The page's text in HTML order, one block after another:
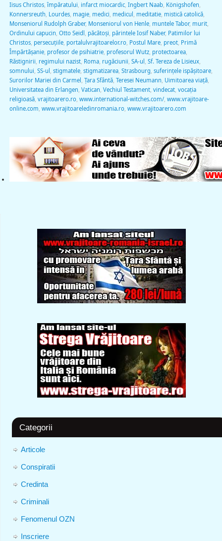
Iisus Christos,împăratului infarct miocardic, Ingbert Naab, Königshofen
Konnersreuth Lourdes, magie, medici medicul meditatie, mistică catolică,
Monseniorul Rudolph Graber, Monseniorul von Henle, muntele Tabor, murit,
Ordinului capucin Otto Seidl păcătoși părintele Iosif Naber, Patimilor lui
Christos, persecuțiile, portalulvrajitoarelor.ro, Postul Mare, preot, Primă
Împărtășanie, profesor de psihiatrie, profesorul Wutz, protectoarea,
Răstignirii regimului nazist, Roma, rugăciunii SA-ul Sf. Tereza de Lisieux,
somnului SS-ul stigmatele, stigmatizarea, Strasbourg suferințele ispășitoare,
Surorilor Mariei din Carmel Ţara Sfântă, Teresei Neumann Uimitoarea viaţă,
Universitatea din Erlangen Vatican Vechiul Testament, vindecat, vocația
religioasă, vrajitoarero.ro, www.international-witches.com/, www.vrajitoare-
online.com www.vrajitoareledinromania.ro, www.vrajitoarero.com
Categorii
Articole
Conspiratii
Credinta
Criminali
Fenomenul OZN
Inscriere